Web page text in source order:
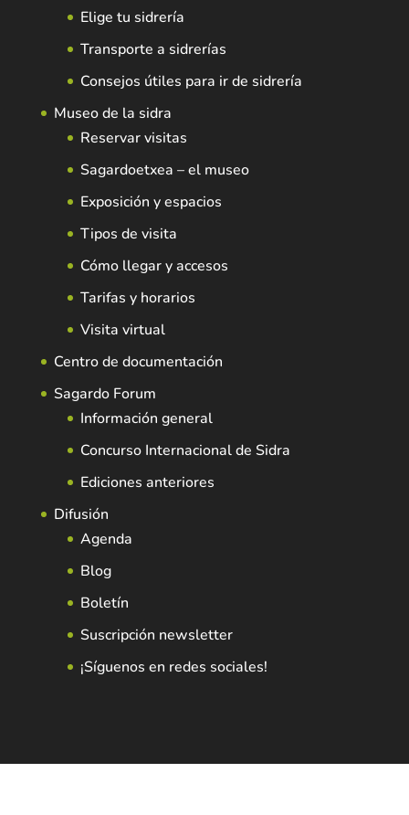
Elige tu sidrería
Transporte a sidrerías
Consejos útiles para ir de sidrería
Museo de la sidra
Reservar visitas
Sagardoetxea – el museo
Exposición y espacios
Tipos de visita
Cómo llegar y accesos
Tarifas y horarios
Visita virtual
Centro de documentación
Sagardo Forum
Información general
Concurso Internacional de Sidra
Ediciones anteriores
Difusión
Agenda
Blog
Boletín
Suscripción newsletter
¡Síguenos en redes sociales!